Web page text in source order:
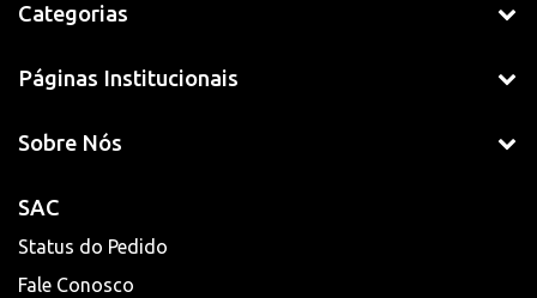
Categorias
Páginas Institucionais
Sobre Nós
SAC
Status do Pedido
Fale Conosco